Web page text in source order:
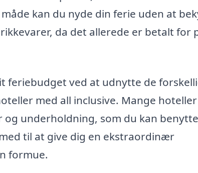
kan du nyde din ferie uden at
da det allerede er betalt for
feriebudget ved at udnytte de
med all inclusive. Mange
underholdning, som du kan
til at give dig en ekstraordinær
formue.